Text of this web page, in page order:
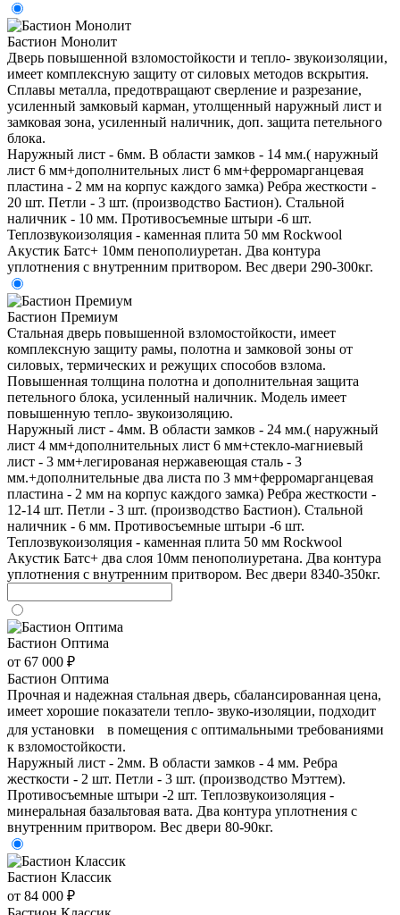
Бастион Монолит
Дверь повышенной взломостойкости и тепло- звукоизоляции,
имеет комплексную защиту от силовых методов вскрытия.
Сплавы металла, предотвращают сверление и разрезание,
усиленный замковый карман, утолщенный наружный лист и
замковая зона, усиленный наличник, доп. защита петельного
блока.
Наружный лист - 6мм. В области замков - 14 мм.( наружный
лист 6 мм+дополнительных лист 6 мм+ферромарганцевая
пластина - 2 мм на корпус каждого замка) Ребра жесткости -
20 шт. Петли - 3 шт. (производство Бастион). Стальной
наличник - 10 мм. Противосъемные штыри -6 шт.
Теплозвукоизоляция - каменная плита 50 мм Rockwool
Акустик Батс+ 10мм пенополиуретан. Два контура
уплотнения с внутренним притвором. Вес двери 290-300кг.
Бастион Премиум
Стальная дверь повышенной взломостойкости, имеет
комплексную защиту рамы, полотна и замковой зоны от
силовых, термических и режущих способов взлома.
Повышенная толщина полотна и дополнительная защита
петельного блока, усиленный наличник. Модель имеет
повышенную тепло- звукоизоляцию.
Наружный лист - 4мм. В области замков - 24 мм.( наружный
лист 4 мм+дополнительных лист 6 мм+стекло-магниевый
лист - 3 мм+легированая нержавеющая сталь - 3
мм.+дополнительные два листа по 3 мм+ферромарганцевая
пластина - 2 мм на корпус каждого замка) Ребра жесткости -
12-14 шт. Петли - 3 шт. (производство Бастион). Стальной
наличник - 6 мм. Противосъемные штыри -6 шт.
Теплозвукоизоляция - каменная плита 50 мм Rockwool
Акустик Батс+ два слоя 10мм пенополиуретана. Два контура
уплотнения с внутренним притвором. Вес двери 8340-350кг.
Бастион Оптима
от 67 000 ₽
Бастион Оптима
Прочная и надежная стальная дверь, сбалансированная цена,
имеет хорошие показатели тепло- звуко-изоляции, подходит
для установки в помещения с оптимальными требованиями
к взломостойкости.
Наружный лист - 2мм. В области замков - 4 мм. Ребра
жесткости - 2 шт. Петли - 3 шт. (производство Мэттем).
Противосъемные штыри -2 шт. Теплозвукоизоляция -
минеральная базальтовая вата. Два контура уплотнения с
внутренним притвором. Вес двери 80-90кг.
Бастион Классик
от 84 000 ₽